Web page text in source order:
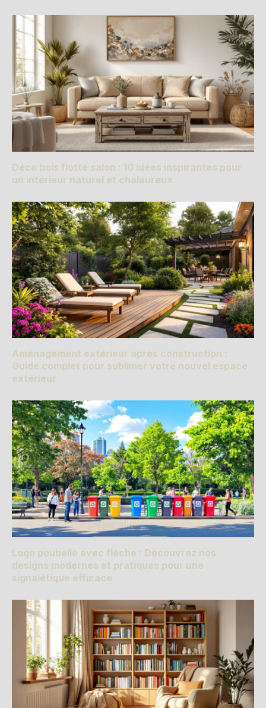
Déco bois flotté salon : 10 idées inspirantes pour
un intérieur naturel et chaleureux
Aménagement extérieur après construction :
Guide complet pour sublimer votre nouvel espace
extérieur
Logo poubelle avec flèche : Découvrez nos
designs modernes et pratiques pour une
signalétique efficace